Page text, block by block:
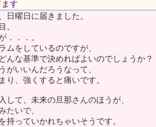
ます
日曜日に届きました。
。
．．．。
ムをしているのですが、
んな基準で決めればよいのでしょうか？
がいいんだろうなって、
り、強くすると痛いです。
して、未来の旦那さんのほうが、
たいで、
持っていかれちゃいそうです。